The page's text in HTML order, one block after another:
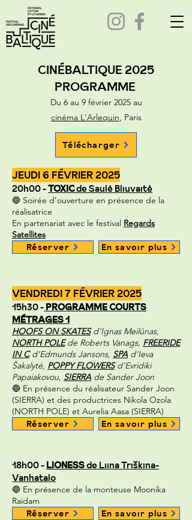
CINÉBALTIQUE 2025
PROGRAMME
Du 6 au 9 février 2025 au
cinéma L'Arlequin, Paris
Télécharger
JEUDI 6 FÉVRIER 2025
20h00 -TOXICde Saulė Bliuvaitė
🔵 Soirée d’ouverture en présence de la
réalisatrice
En partenariat avec le festival Regards
Satellites
Réserver En savoir plus
VENDREDI 7 FÉVRIER 2025
15h30 -PROGRAMME COURTS
MÉTRAGES 1
HOOFS ON SKATESd’Ignas Meilūnas,
NORTH POLE de Roberts Vanags, FREERIDE
IN Cd’Edmunds Jansons, SPA d’Ieva
Šakalytė, POPPY FLOWERSd’Evridiki
Papaiakovou, SIERRA de Sander Joon
🔵 En présence du réalisateur Sander Joon
(SIERRA) et des productrices Nikola Ozola
(NORTH POLE) et Aurelia Aasa (SIERRA)
Réserver En savoir plus
18h00 -LIONESSde Liina Triškina-
Vanhatalo
🔵 En présence de la monteuse Moonika
Raidam
Réserver En savoir plus